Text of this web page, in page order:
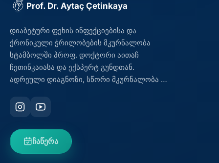
Prof. Dr. Aytaç Çetinkaya
დიაბეტური ფეხის ინფექციებისა და
ქრონიკული ჭრილობების მკურნალობა
სტამბოლში პროფ. დოქტორი აითაჩ
ჩეთინკაიასა და ექსპერტ გუნდთან.
ადრეული დიაგნოზი, სწორი მკურნალობა …
ჩაწერა